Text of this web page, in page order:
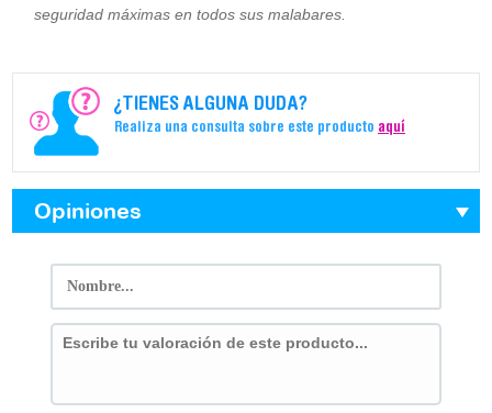
seguridad máximas en todos sus malabares.
¿TIENES ALGUNA DUDA?
Realiza una consulta sobre este producto aquí
Opiniones